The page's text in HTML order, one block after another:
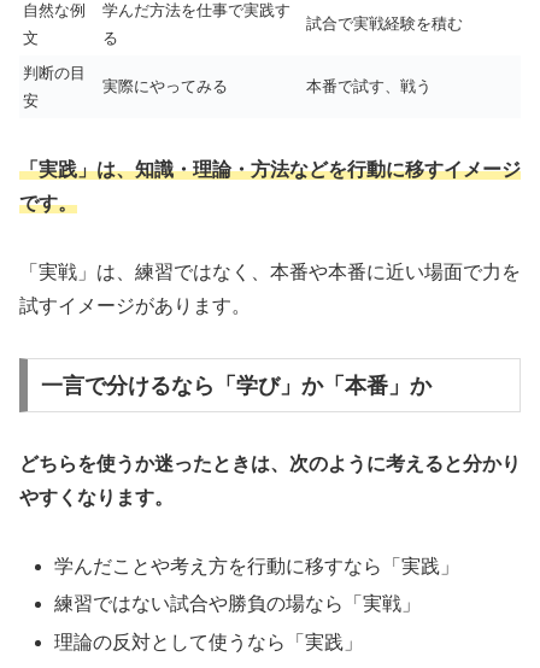
自然な例
文
学んだ方法を仕事で実践す
る
試合で実戦経験を積む
判断の目
安
実際にやってみる 本番で試す、戦う
「実践」は、知識・理論・方法などを行動に移すイメージ
です。
「実戦」は、練習ではなく、本番や本番に近い場面で力を
試すイメージがあります。
一言で分けるなら「学び」か「本番」か
どちらを使うか迷ったときは、次のように考えると分かり
やすくなります。
学んだことや考え方を行動に移すなら「実践」
練習ではない試合や勝負の場なら「実戦」
理論の反対として使うなら「実践」